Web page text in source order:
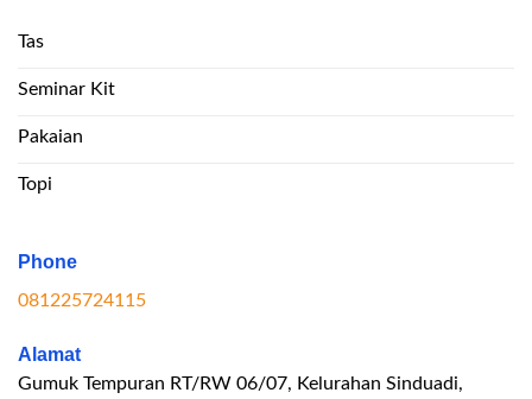
Tas
Seminar Kit
Pakaian
Topi
Phone
081225724115
Alamat
Gumuk Tempuran RT/RW 06/07, Kelurahan Sinduadi,